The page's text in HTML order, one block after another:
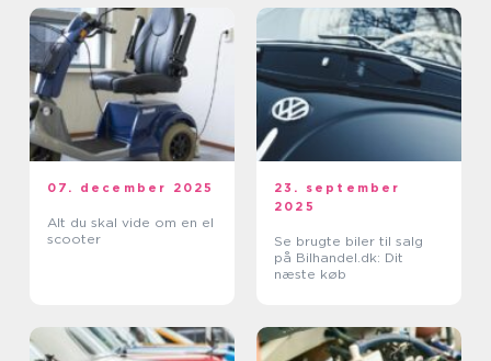
07. december 2025
Alt du skal vide om en el
scooter
23. september
2025
Se brugte biler til salg
på Bilhandel.dk: Dit
næste køb